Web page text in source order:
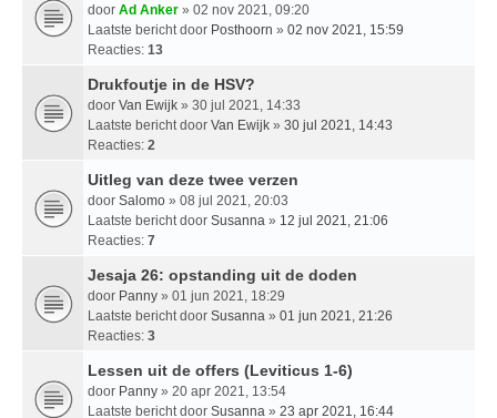
door Ad Anker » 02 nov 2021, 09:20
Laatste bericht door Posthoorn » 02 nov 2021, 15:59
Reacties: 13
Drukfoutje in de HSV?
door Van Ewijk » 30 jul 2021, 14:33
Laatste bericht door Van Ewijk » 30 jul 2021, 14:43
Reacties: 2
Uitleg van deze twee verzen
door Salomo » 08 jul 2021, 20:03
Laatste bericht door Susanna » 12 jul 2021, 21:06
Reacties: 7
Jesaja 26: opstanding uit de doden
door Panny » 01 jun 2021, 18:29
Laatste bericht door Susanna » 01 jun 2021, 21:26
Reacties: 3
Lessen uit de offers (Leviticus 1-6)
door Panny » 20 apr 2021, 13:54
Laatste bericht door Susanna » 23 apr 2021, 16:44